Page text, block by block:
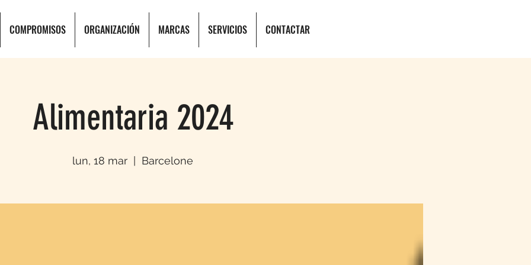
COMPROMISOS ORGANIZACIÓN MARCAS SERVICIOS CONTACTAR
Alimentaria 2024
lun, 18 mar Barcelone